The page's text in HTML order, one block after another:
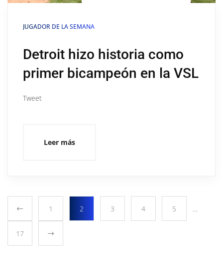
JUGADOR DE LA SEMANA
Detroit hizo historia como
primer bicampeón en la VSL
Tweet
Leer más
1 2 3 4 5 …
17